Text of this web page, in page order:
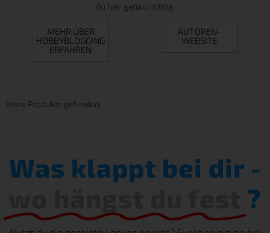
du hier genau richtig.
MEHR ÜBER
HOBBYBLOGGING
ERFAHREN
AUTOREN-
WEBSITE
Keine Produkte gefunden.
Was klappt bei dir -
?